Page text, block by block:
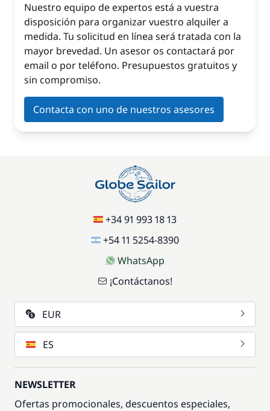
Nuestro equipo de expertos está a vuestra
disposición para organizar vuestro alquiler a
medida. Tu solicitud en línea será tratada con la
mayor brevedad. Un asesor os contactará por
email o por teléfono. Presupuestos gratuitos y
sin compromiso.
Contacta con uno de nuestros asesores
+34 91 993 18 13
+54 11 5254-8390
WhatsApp
¡Contáctanos!
EUR
ES
NEWSLETTER
Ofertas promocionales, descuentos especiales,